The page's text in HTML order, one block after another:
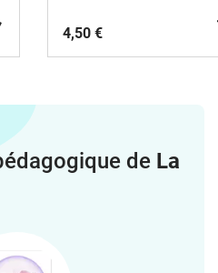
4,50 €
de La